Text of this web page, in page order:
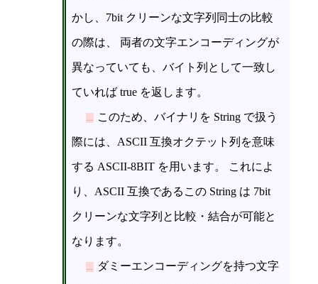
かし、7bit クリーンな文字列同士の比較
の際は、 両者の文字エンコーディングが
異なっていても、バイト列として一致し
ていれば true を返します。
このため、バイナリを String で扱う
際には、ASCII 互換オクテット列を意味
する ASCII-8BIT を用います。 これによ
り、ASCII 互換であるこの String は 7bit
クリーンな文字列と比較・結合が可能と
なります。
ダミーエンコーディングを持つ文字